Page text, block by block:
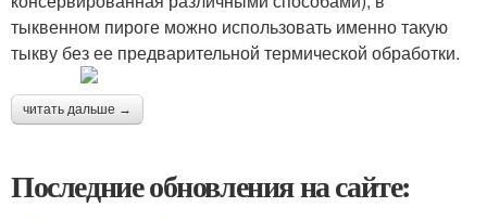
тыквенном пироге можно использовать именно такую
тыкву без ее предварительной термической обработки.
читать дальше →
Последние обновления на сайте: